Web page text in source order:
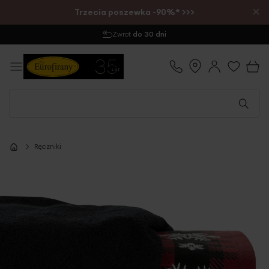
Trzecia poszewka -90%* >>> ×
Wysyłka 1-2 dni
Ręczniki